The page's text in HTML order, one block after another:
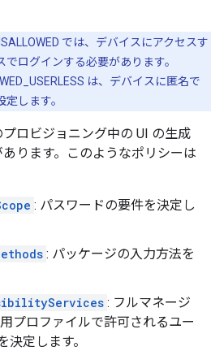
では、デバイスにアクセスす
ログインする必要があります。
は、デバイスに匿名で
します。
ロビジョニング中の UI の生成
ります。このようなポリシーは
: パスワードの要件を決定し
: パッケージの入力方法を
: フルマネージ
プロファイルで許可されるユー
決定します。